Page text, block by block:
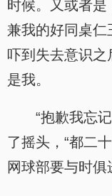
时候。又或者
兼我的好同桌仁
吓到失去意识
是我。
“抱歉我忘
了摇头，“都二
网球部要与时俱